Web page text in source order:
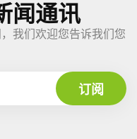
闻通讯
我们欢迎您告诉我们您